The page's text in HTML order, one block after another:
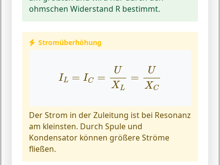
ohmschen Widerstand R bestimmt.
Stromüberhöhung
IL = IC =
U
X L
=
U
XC
XL= C
Der Strom in der Zuleitung ist bei Resonanz
am kleinsten. Durch Spule und
Kondensator können größere Ströme
fließen.